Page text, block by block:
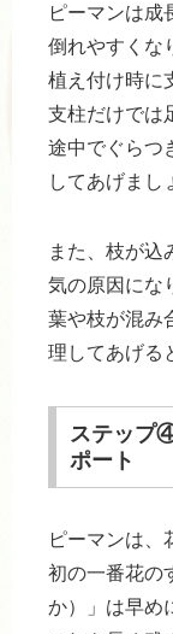
ピーマンは成
倒れやすくな
植え付け時に
支柱だけでは
途中でぐらつ
してあげまし
また、枝が込
気の原因にな
葉や枝が混み
理してあげる
ステップ
ポート
ピーマンは、
初の一番花の
か）」は早め